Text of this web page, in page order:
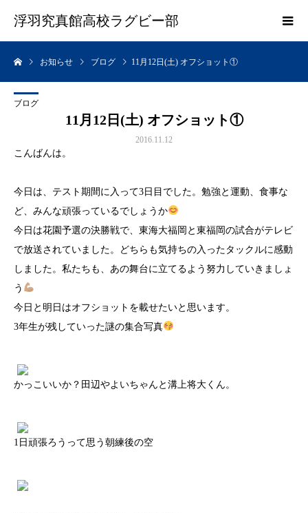
浮羽究真館高校ラグビー部
お知らせ ブログ 11月12日(土) オフショット①
ブログ
11月12日(土) オフショット①
2016.11.12
こんばんは。
今日は、テスト期間に入って3日目でした。勉強と運動、食事な
ど、みんな頑張っているでしょうか
今日は花園予選の決勝戦で、東海大福岡と東福岡の試合がテレビ
で放送されていました。どちらも気持ちの入ったタックルに感動
しました。私たちも、あの舞台に立てるよう努力していきましょ
う
今日と明日はオフショットを載せたいと思います。
3年生が残していった謎の集合写真
かっこいいか？田辺やよいちゃんと溝上将大くん。
1日頑張ろうって思う朝練後の空